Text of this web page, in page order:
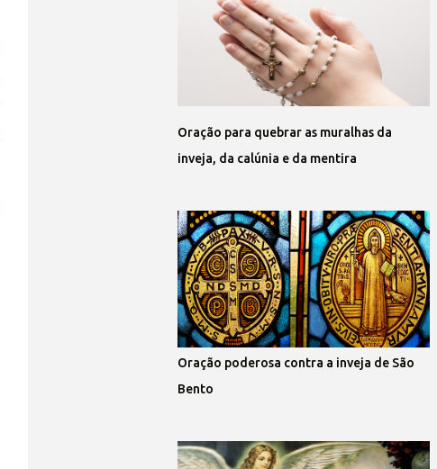
Oração para quebrar as muralhas da
inveja, da calúnia e da mentira
Oração poderosa contra a inveja de São
Bento